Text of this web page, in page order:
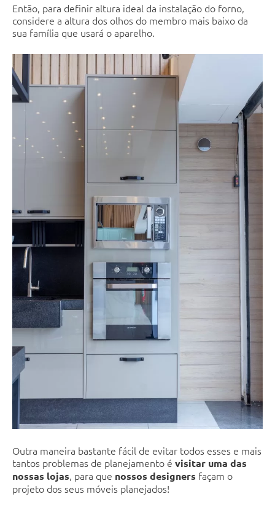
Então, para definir altura ideal da instalação do forno,
considere a altura dos olhos do membro mais baixo da
sua família que usará o aparelho.
Outra maneira bastante fácil de evitar todos esses e mais
tantos problemas de planejamento é visitar uma das
nossas lojas, para que nossos designers façam o
projeto dos seus móveis planejados!